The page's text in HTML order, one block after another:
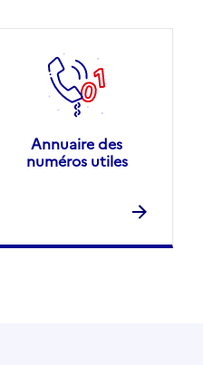
Annuaire des
numéros utiles